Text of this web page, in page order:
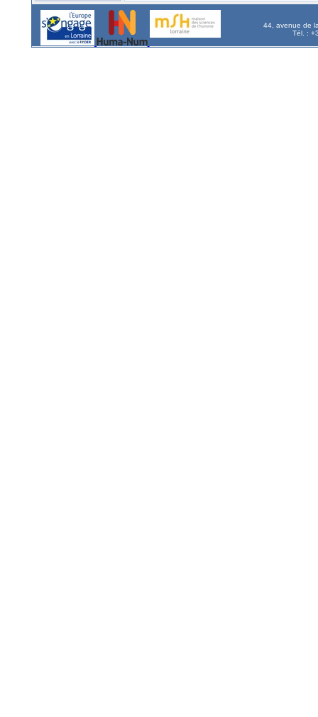
44, avenue de
Tél. :